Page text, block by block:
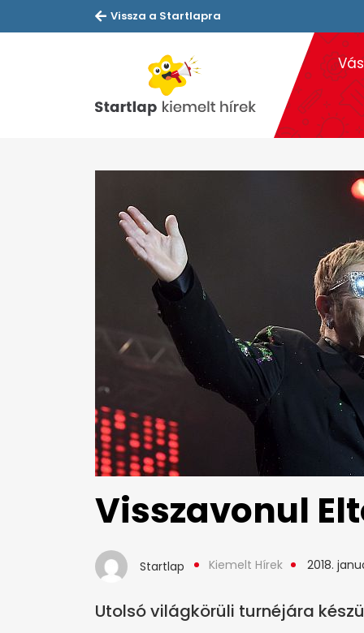
Vissza a Startlapra
Visszavonul
Startlap Kiemelt Hírek 2018.
Utolsó világkörüli turnéjára